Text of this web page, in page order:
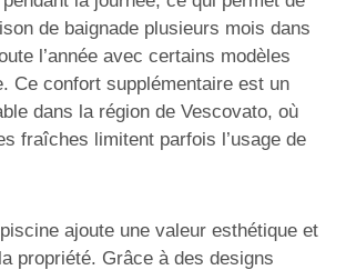
de baignade plusieurs mois dans
l’année avec certains modèles
Ce confort supplémentaire est un
dans la région de Vescovato, où
fraîches limitent parfois l’usage de
ajoute une valeur esthétique et
propriété. Grâce à des designs